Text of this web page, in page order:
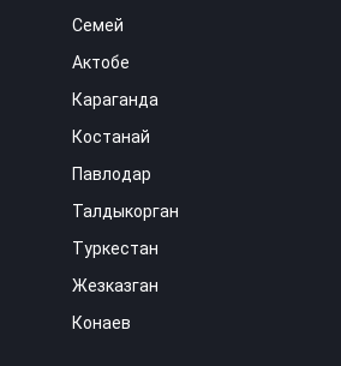
Семей
Актобе
Караганда
Костанай
Павлодар
Талдыкорган
Туркестан
Жезказган
Конаев